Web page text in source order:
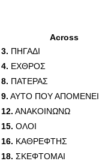
Across
3. ΠΗΓΑΔΙ
4. ΕΧΘΡΟΣ
8. ΠΑΤΕΡΑΣ
9. ΑΥΤΟ ΠΟΥ ΑΠΟΜΕΝΕΙ
12. ΑΝΑΚΟΙΝΩΝΩ
15. ΟΛΟΙ
16. ΚΑΘΡΕΦΤΗΣ
18. ΣΚΕΦΤΟΜΑΙ